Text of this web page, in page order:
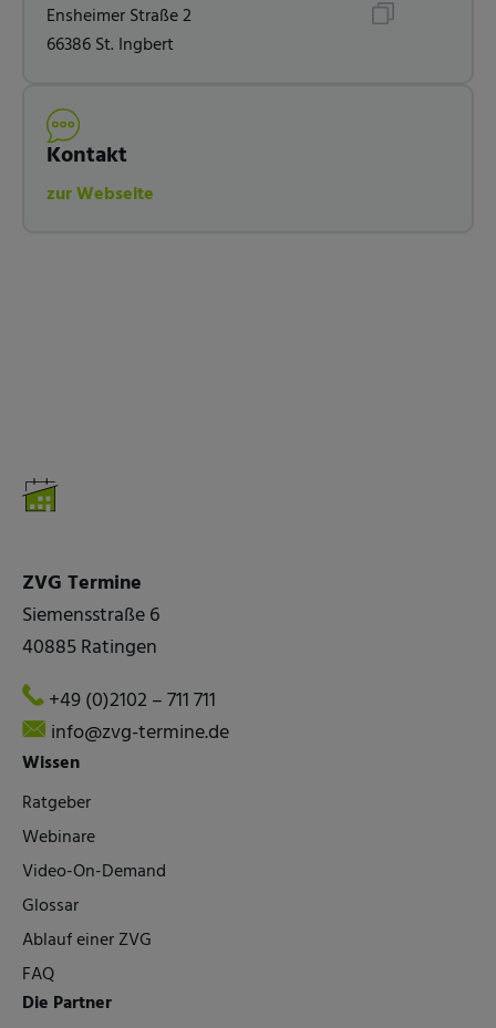
Ensheimer Straße 2
66386 St. Ingbert
Kontakt
zur Webseite
ZVG Termine
Siemensstraße 6
40885 Ratingen
+49 (0)2102 – 711 711
info@zvg-termine.de
Wissen
Ratgeber
Webinare
Video-On-Demand
Glossar
Ablauf einer ZVG
FAQ
Die Partner